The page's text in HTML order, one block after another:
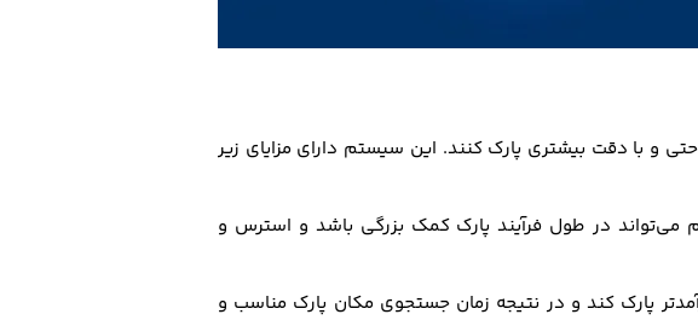
و با دقت بیشتری پارک کنند. این سیستم دارای مزایای زیر
می‌تواند در طول فرآیند پارک کمک بزرگی باشد و استرس و
پارک کند و در نتیجه زمان جستجوی مکان پارک مناسب و